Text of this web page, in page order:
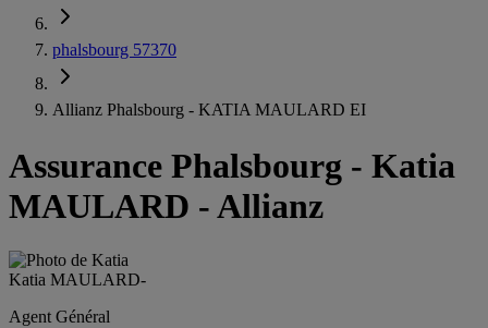
phalsbourg 57370
Allianz Phalsbourg - KATIA MAULARD EI
Assurance Phalsbourg - Katia
MAULARD - Allianz
Katia MAULARD-
Agent Général